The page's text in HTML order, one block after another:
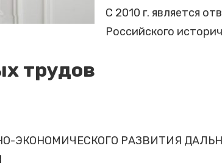
С 2010 г. является
Российского
трудов
ЭКОНОМИЧЕСКОГО РАЗВИТИЯ